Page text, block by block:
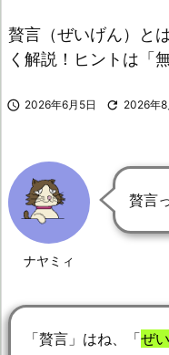
贅言（ぜいげん）と
く解説！ヒントは「無
 2026年6月5日  2026年8
ナヤミィ
贅言
「贅言」はね、「ぜ